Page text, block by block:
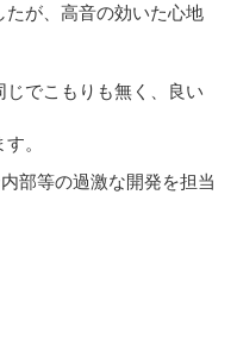
が、高音の効いた心地
でこもりも無く、良い
。
部等の過激な開発を担当